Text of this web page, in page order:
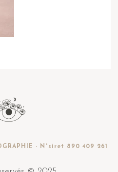
- N°siret 890 409 261